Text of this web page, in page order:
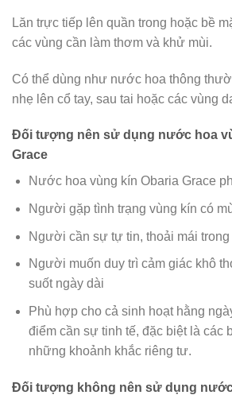
Lăn trực tiếp lên quần trong hoặc bề
các vùng cần làm thơm và khử mùi.
Có thể dùng như nước hoa thông
nhẹ lên cổ tay, sau tai hoặc các vùng
Đối tượng nên sử dụng nước hoa
Grace
Nước hoa vùng kín Obaria Grace
Người gặp tình trạng vùng kín có
Người cần sự tự tin, thoải mái trong
Người muốn duy trì cảm giác khô
suốt ngày dài
Phù hợp cho cả sinh hoạt hằng
điểm cần sự tinh tế, đặc biệt là các
những khoảnh khắc riêng tư.
Đối tượng không nên sử dụng